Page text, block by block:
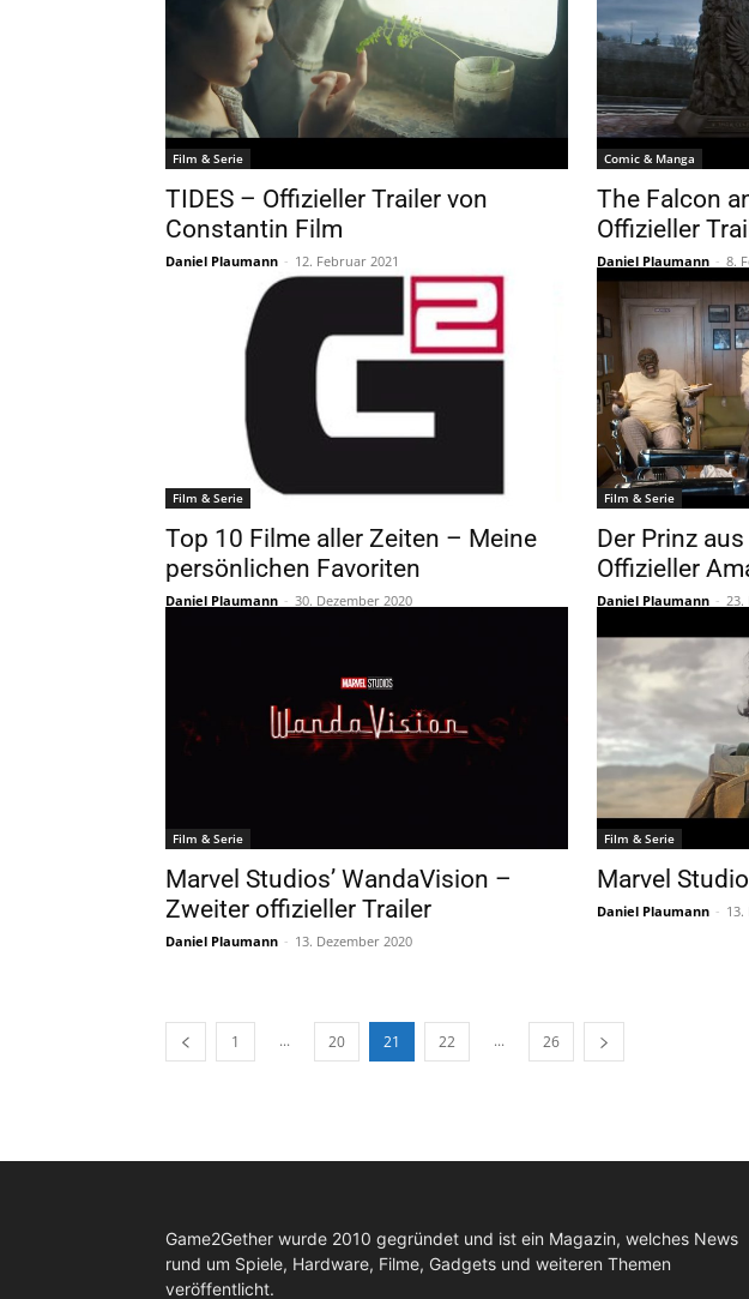
Film & Serie
TIDES – Offizieller Trailer von
Constantin Film
Daniel Plaumann - 12. Februar 2021
Comic & Manga
The Falcon
Offizieller
Daniel Plaumann - 8.
Film & Serie
Top 10 Filme aller Zeiten – Meine
persönlichen Favoriten
Daniel Plaumann - 30. Dezember 2020
Film & Serie
Der Prinz
Offizieller
Daniel Plaumann - 23.
Film & Serie
Marvel Studios’ WandaVision –
Zweiter offizieller Trailer
Daniel Plaumann - 13. Dezember 2020
Film & Serie
Marvel
Daniel Plaumann - 13.
1 ... 20 21 22 ... 26
Game2Gether wurde 2010 gegründet und ist ein Magazin, welches News
rund um Spiele, Hardware, Filme, Gadgets und weiteren Themen
veröffentlicht.